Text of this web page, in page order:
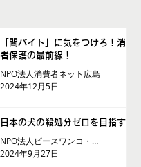
「闇バイト」に気をつけろ！消費
者保護の最前線！
NPO法人消費者ネット広島
2024年12月5日
日本の犬の殺処分ゼロを目指す！
NPO法人ピースワンコ・ジャパン
2024年9月27日